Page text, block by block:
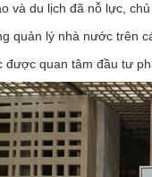
và du lịch đã nỗ lực,
quản lý nhà nước trên
quan tâm đầu tư